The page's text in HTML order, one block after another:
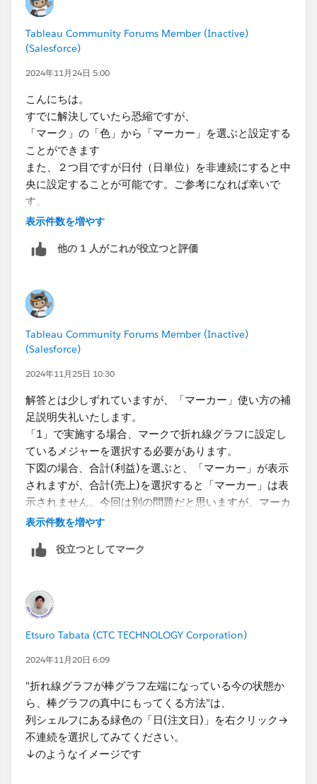
Tableau Community Forums Member (Inactive)
(Salesforce)
2024年11月24日 5:00
こんにちは。
すでに解決していたら恐縮ですが、
「マーク」の「色」から「マーカー」を選ぶと設定する
ことができます
また、２つ目ですが日付（日単位）を非連続にすると中
央に設定することが可能です。ご参考になれば幸いで
す。
表示件数を増やす
他の 1 人がこれが役立つと評価
Tableau Community Forums Member (Inactive)
(Salesforce)
2024年11月25日 10:30
解答とは少しずれていますが、「マーカー」使い方の補
足説明失礼いたします。
「1」で実施する場合、マークで折れ線グラフに設定し
ているメジャーを選択する必要があります。
下図の場合、合計(利益)を選ぶと、「マーカー」が表示
されますが、合計(売上)を選択すると「マーカー」は表
示されません。今回は別の問題だと思いますが、マーカ
ー使用する際の留意点としての紹介でした。
表示件数を増やす
役立つとしてマーク
Etsuro Tabata (CTC TECHNOLOGY Corporation)
2024年11月20日 6:09
"折れ線グラフが棒グラフ左端になっている今の状態か
ら、棒グラフの真中にもってくる方法"は、
列シェルフにある緑色の​「日(注文日)」を右クリック→
不連続を選択してみてください。
↓のようなイメージです​